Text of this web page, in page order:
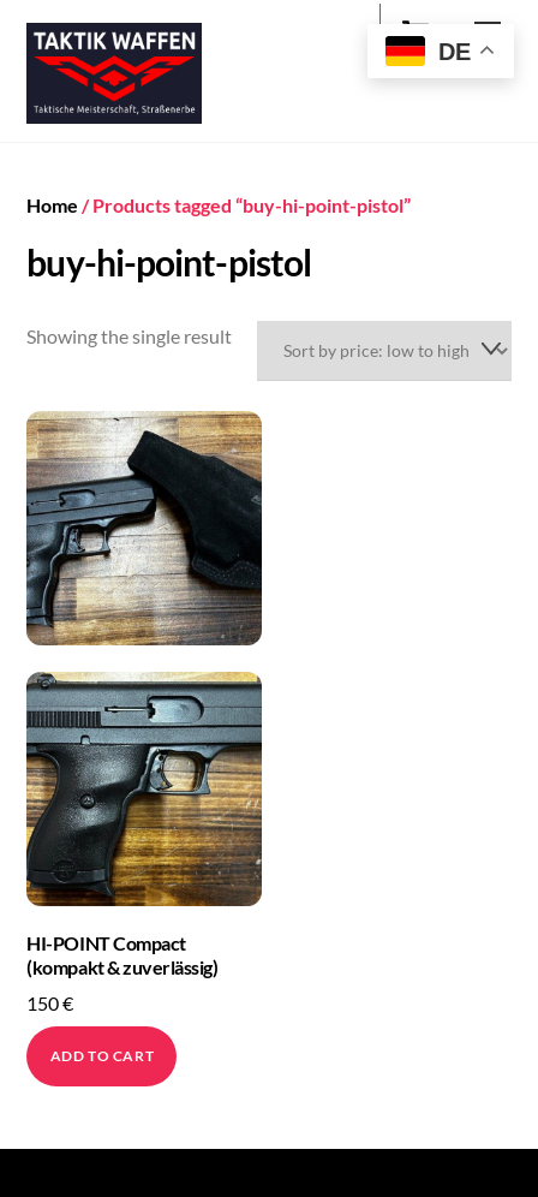
content
Cart
Home / Products tagged “buy-hi-point-pistol”
buy-hi-point-pistol
Showing the single result
HI-POINT Compact
(kompakt & zuverlässig)
150€
ADD TO CART
DE